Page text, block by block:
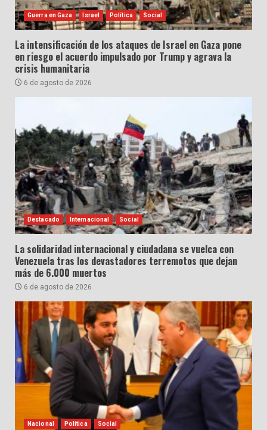
Guerra en Gaza Israel Política Social
La intensificación de los ataques de Israel en Gaza pone
en riesgo el acuerdo impulsado por Trump y agrava la
crisis humanitaria
6 de agosto de 2026
Destacado Internacional Social
La solidaridad internacional y ciudadana se vuelca con
Venezuela tras los devastadores terremotos que dejan
más de 6.000 muertos
6 de agosto de 2026
Nacional Política Social